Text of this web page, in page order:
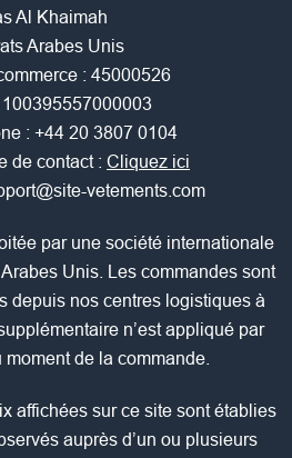
Al Khaimah
Arabes Unis
: 45000526
100395557000003
: +44 20 3807 0104
de contact : Cliquez ici
vetements.com
par une société internationale
Unis. Les commandes sont
depuis nos centres logistiques à
n’est appliqué par
de la commande.
affichées sur ce site sont établies
auprès d’un ou plusieurs